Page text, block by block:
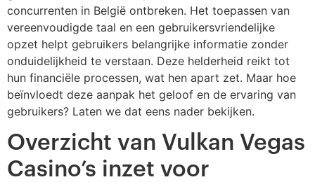
concurrenten in België ontbreken. Het toepassen van
vereenvoudigde taal en een gebruikersvriendelijke
opzet helpt gebruikers belangrijke informatie zonder
onduidelijkheid te verstaan. Deze helderheid reikt tot
hun financiële processen, wat hen apart zet. Maar hoe
beïnvloedt deze aanpak het geloof en de ervaring van
gebruikers? Laten we dat eens nader bekijken.
Overzicht van Vulkan Vegas
Casino’s inzet voor